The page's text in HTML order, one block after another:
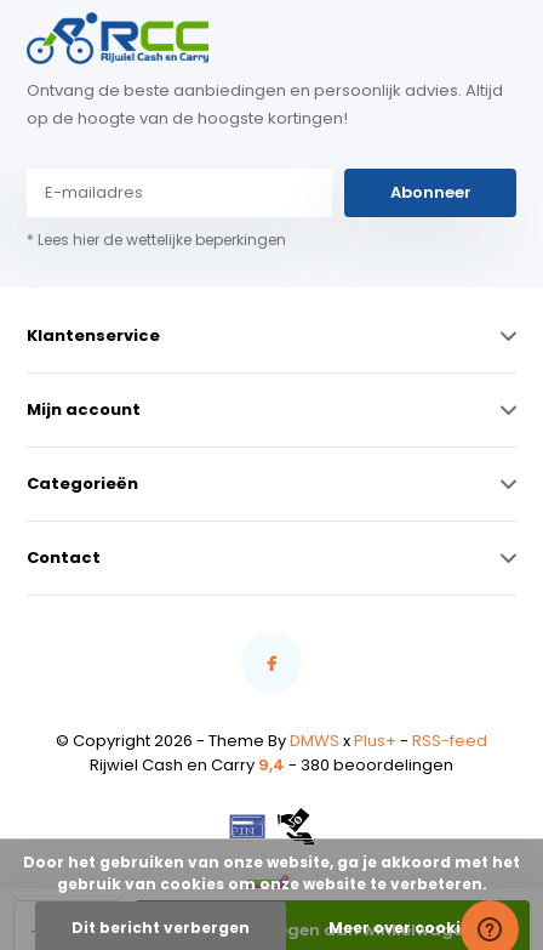
+
- Toevoegen aan winkelwagen
Ontvang de beste aanbiedingen en persoonlijk advies. Altijd
op de hoogte van de hoogste kortingen!
Abonneer
* Lees hier de wettelijke beperkingen
Klantenservice
Mijn account
Categorieën
Contact
© Copyright 2026 - Theme ByDMWS xPlus+ - RSS-feed
Rijwiel Cash en Carry 9,4 - 380 beoordelingen
Door het gebruiken van onze website, ga je akkoord met het
gebruik van cookies om onze website te verbeteren.
Dit bericht verbergen Meer over cookies »